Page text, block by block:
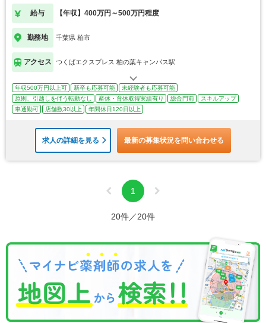
給与 【年収】400万円～500万円程度
勤務地 千葉県 柏市
アクセス つくばエクスプレス 柏の葉キャンパス駅
年収500万円以上可 新卒も応募可能
未経験者も応募可能
原則、引越しを伴う転勤なし
産休・育休取得実績有り 総合門前
スキルアップ
車通勤可
店舗数30以上 年間休日120日以上
求人の詳細を見る 最新の募集状況を問い合わせる
1
20件／20件